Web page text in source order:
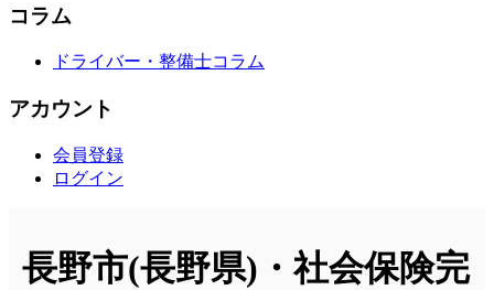
コラム
ドライバー・整備士コラム
アカウント
会員登録
ログイン
長野市(長野県)・社会保険完